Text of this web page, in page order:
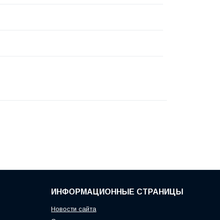
ИНФОРМАЦИОННЫЕ СТРАНИЦЫ
Новости сайта